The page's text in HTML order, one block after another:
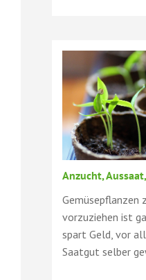
Anzucht,
Gemüsepflanzen
vorzuziehen ist
spart Geld, vor
Saatgut selber